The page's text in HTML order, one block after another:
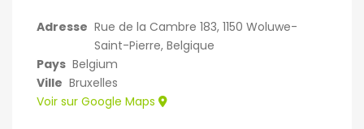
Adresse Rue de la Cambre 183, 1150 Woluwe-
Saint-Pierre, Belgique
Pays Belgium
Ville Bruxelles
Voir sur Google Maps